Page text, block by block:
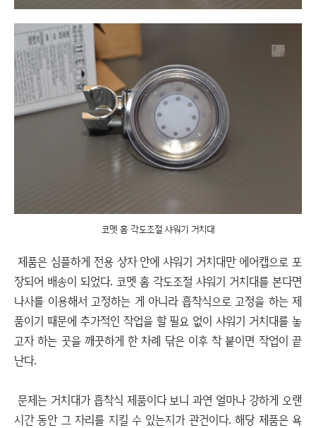
코멧 홈 각도조절 샤워기 거치대
제품은 심플하게 전용 상자 안에 샤워기 거치대만 에어캡으로 포
장되어 배송이 되었다. 코멧 홈 각도조절 샤워기 거치대를 본다면
나사를 이용해서 고정하는 게 아니라 흡착식으로 고정을 하는 제
품이기 때문에 추가적인 작업을 할 필요 없이 샤워기 거치대를 놓
고자 하는 곳을 깨끗하게 한 차례 닦은 이후 착 붙이면 작업이 끝
난다.
문제는 거치대가 흡착식 제품이다 보니 과연 얼마나 강하게 오랜
시간 동안 그 자리를 지킬 수 있는지가 관건이다. 해당 제품은 욕